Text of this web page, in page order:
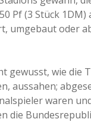
Pf (3 Stück
umgebaut oder
gewusst, wie die
aussahen;
waren
die